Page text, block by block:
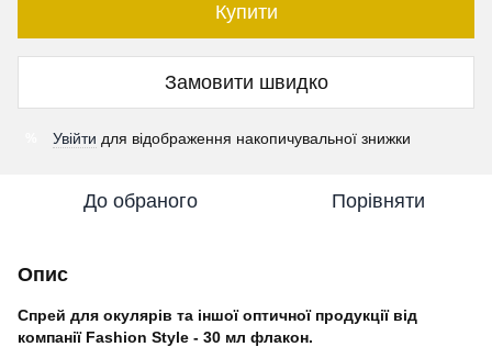
Купити
Замовити швидко
Увійти для відображення накопичувальної знижки
До обраного Порівняти
Опис
Спрей для окулярів та іншої оптичної продукції від
компанії Fashion Style - 30 мл флакон.